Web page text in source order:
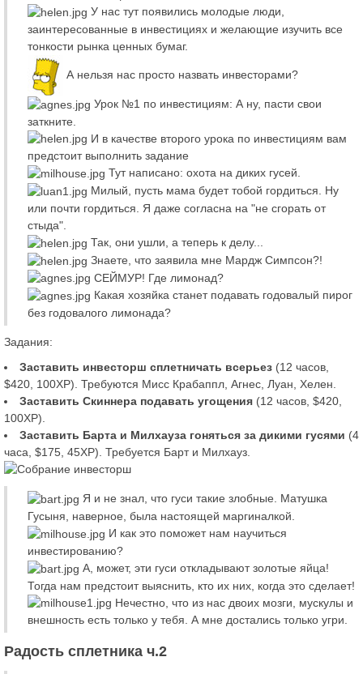
У нас тут появились молодые люди,
заинтересованные в инвестициях и желающие изучить все
тонкости рынка ценных бумаг.
А нельзя нас просто назвать инвесторами?
Урок №1 по инвестициям: А ну, пасти свои
заткните.
И в качестве второго урока по инвестициям вам
предстоит выполнить задание
Тут написано: охота на диких гусей.
Милый, пусть мама будет тобой гордиться. Ну
или почти гордиться. Я даже согласна на "не сгорать от
стыда".
Так, они ушли, а теперь к делу...
Знаете, что заявила мне Мардж Симпсон?!
СЕЙМУР! Где лимонад?
Какая хозяйка станет подавать годовалый пирог
без годовалого лимонада?
Задания:
Заставить инвесторш сплетничать всерьез (12 часов,
$420, 100XP). Требуются Мисс Крабаппл, Агнес, Луан, Хелен.
Заставить Скиннера подавать угощения (12 часов, $420,
100XP).
Заставить Барта и Милхауза гоняться за дикими гусями (4
часа, $175, 45XP). Требуется Барт и Милхауз.
Я и не знал, что гуси такие злобные. Матушка
Гусыня, наверное, была настоящей маргиналкой.
И как это поможет нам научиться
инвестированию?
А, может, эти гуси откладывают золотые яйца!
Тогда нам предстоит выяснить, кто их них, когда это сделает!
Нечестно, что из нас двоих мозги, мускулы и
внешность есть только у тебя. А мне достались только угри.
Радость сплетника ч.2